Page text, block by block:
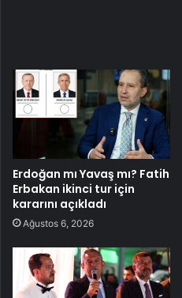
Erdoğan mı Yavaş mı? Fatih
Erbakan ikinci tur için
kararını açıkladı
Ağustos 6, 2026